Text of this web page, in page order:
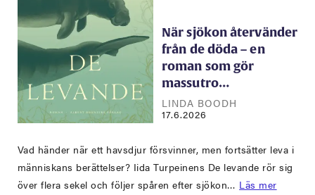
När sjökon återvänder
från de döda – en
roman som gör
massutro…
LINDA BOODH
17.6.2026
Vad händer när ett havsdjur försvinner, men fortsätter leva i
människans berättelser? Iida Turpeinens De levande rör sig
över flera sekel och följer spåren efter sjökon… Läs mer